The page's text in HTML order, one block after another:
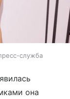
служба
она